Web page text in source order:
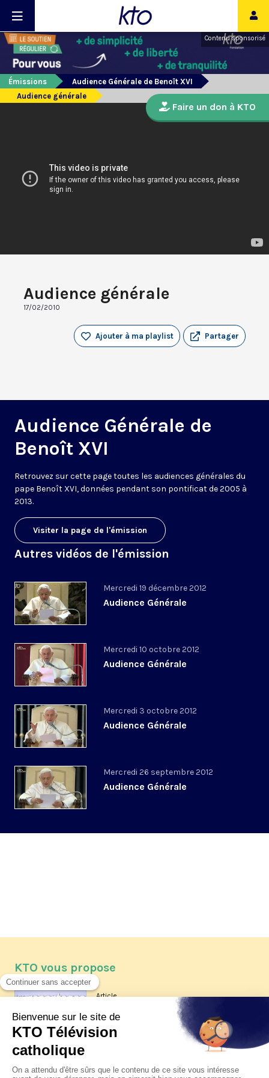
Contenu sponsorisé
Émissions
Audience Générale de Benoît XVI
Audience générale
Audience générale
17/02/2010
Partager
Ajouter à ma playlist
Audience Générale de
Benoît XVI
Retrouvez sur cette page toutes les audiences générales du
pape Benoît XVI, données pendant son pontificat de 2005 à
2013.
Visiter la page de l'émission
Autres vidéos de l'émission
Mercredi 19 décembre 2012
Audience Générale
Mercredi 10 octobre 2012
Audience Générale
Mercredi 3 octobre 2012
Audience Générale
Mercredi 26 septembre 2012
Audience Générale
Faire un don à KTO
KTO vous propose
Article
Les reportages d'été 2026 de KTO
La visite pastorale du pape Léon
XIV à Assise à suivre sur KTO le